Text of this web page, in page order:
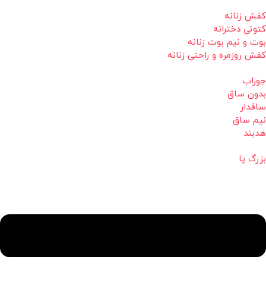
کفش زنانه
کتونی دخترانه
بوت و نیم بوت زنانه
کفش روزمره و راحتی زنانه
جوراب
بدون ساق
ساقدار
نیم ساق
هدبند
بزرگ پا